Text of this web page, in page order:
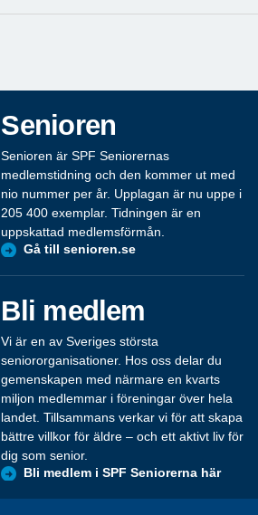
Senioren
Senioren är SPF Seniorernas
medlemstidning och den kommer ut med
nio nummer per år. Upplagan är nu uppe i
205 400 exemplar. Tidningen är en
uppskattad medlemsförmån.
Gå till senioren.se
Bli medlem
Vi är en av Sveriges största
seniororganisationer. Hos oss delar du
gemenskapen med närmare en kvarts
miljon medlemmar i föreningar över hela
landet. Tillsammans verkar vi för att skapa
bättre villkor för äldre – och ett aktivt liv för
dig som senior.
Bli medlem i SPF Seniorerna här